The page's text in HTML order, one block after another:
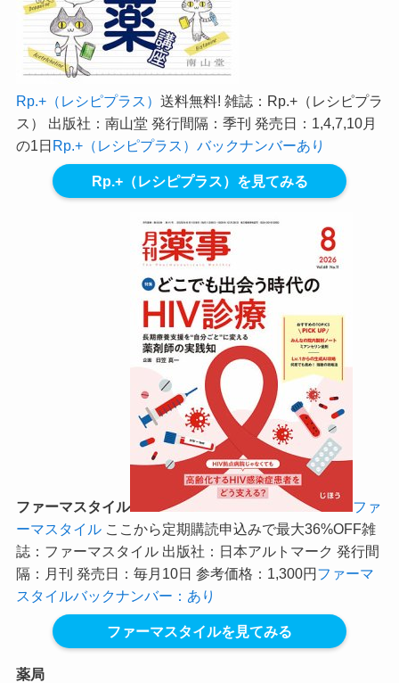
Rp.+（レシピプラス） 送料無料! 雑誌：Rp.+（レシピプラ
ス） 出版社：南山堂 発行間隔：季刊 発売日：1,4,7,10月
の1日Rp.+（レシピプラス）バックナンバーあり
Rp.+（レシピプラス）を見てみる
ファーマスタイル
ファ
ーマスタイル ここから定期購読申込みで最大36%OFF雑
誌：ファーマスタイル 出版社：日本アルトマーク 発行間
隔：月刊 発売日：毎月10日 参考価格：1,300円ファーマ
スタイルバックナンバー：あり
ファーマスタイルを見てみる
薬局